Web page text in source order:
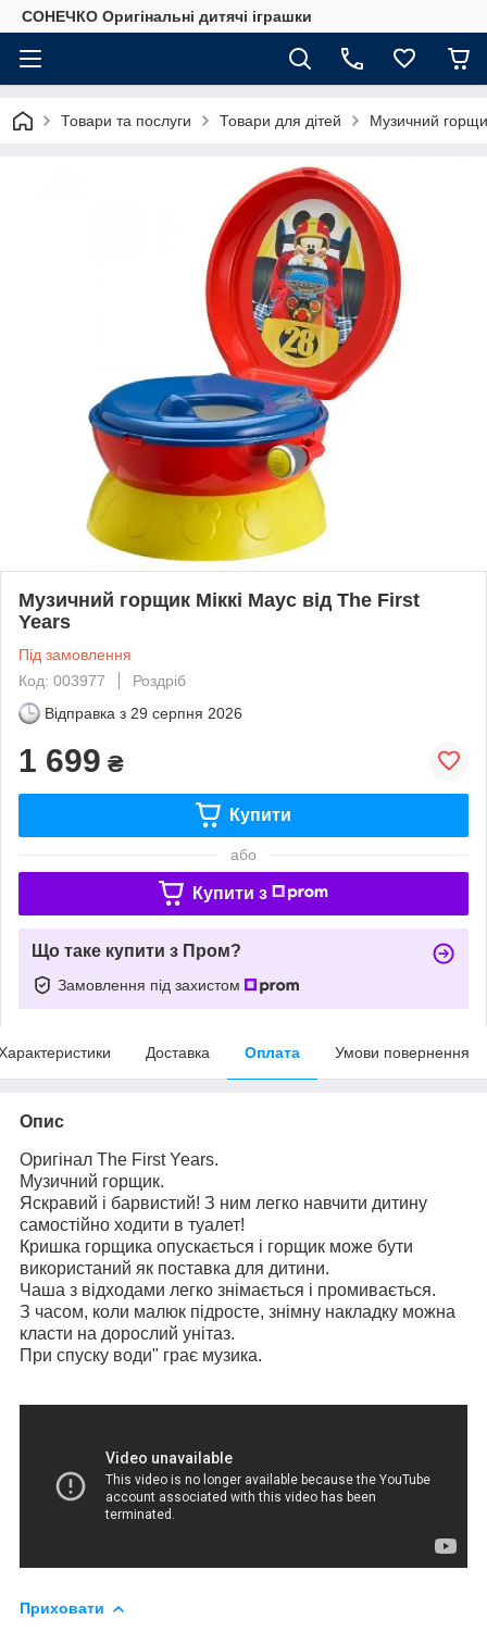
СОНЕЧКО Оригінальні дитячі іграшки
Товари та послуги Товари для дітей Музичний
Музичний горщик Міккі Маус від The First
Years
Під замовлення
Код: 003977
Роздріб
Відправка з 29 серпня 2026
1 699 ₴
Купити
або
Купити з
Що таке купити з Пром?
Замовлення під захистом
Доставка Оплата Умови повернення
Опис
Оригінал The First Years.
Музичний горщик.
Яскравий і барвистий! З ним легко навчити дитину
самостійно ходити в туалет!
Кришка горщика опускається і горщик може бути
використаний як поставка для дитини.
Чаша з відходами легко знімається і промивається.
З часом, коли малюк підросте, знімну накладку можна
класти на дорослий унітаз.
При спуску води" грає музика.
Приховати